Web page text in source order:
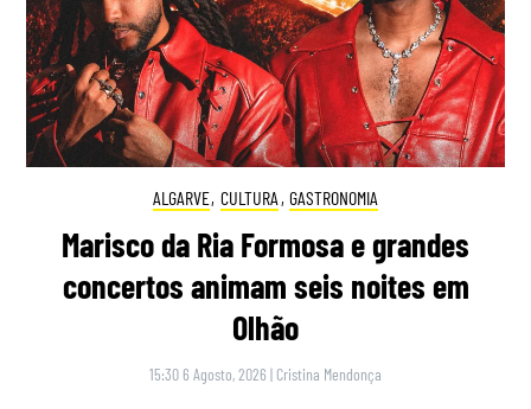
ALGARVE, CULTURA , GASTRONOMIA
Marisco da Ria Formosa e grandes
concertos animam seis noites em
Olhão
15:30 6 Agosto, 2026 | Cristina Mendonça